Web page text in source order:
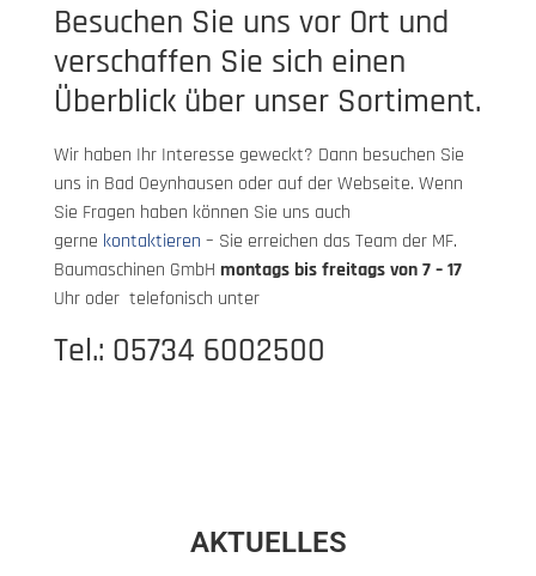
Besuchen Sie uns vor Ort und
verschaffen Sie sich einen
Überblick über unser Sortiment.
Wir haben Ihr Interesse geweckt? Dann besuchen Sie
uns in Bad Oeynhausen oder auf der Webseite. Wenn
Sie Fragen haben können Sie uns auch
gerne kontaktieren – Sie erreichen das Team der MF.
Baumaschinen GmbH montags bis freitags von 7 – 17
Uhr oder telefonisch unter
Tel.: 05734 6002500
AKTUELLES